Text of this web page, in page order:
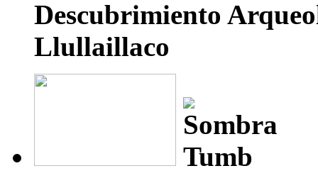
Descubrimiento
Llullaillaco